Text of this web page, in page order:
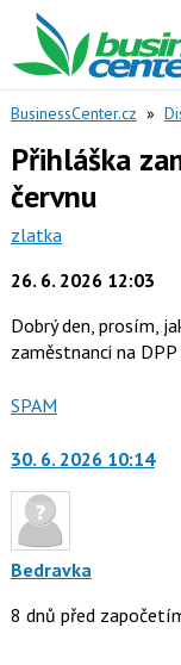
BusinessCenter.cz »
Přihláška
červnu
zlatka
26. 6. 2026 12:03
Dobrý den, prosím,
zaměstnanci na DPP
Nahlásit
jako
SPAM
30. 6. 2026 10:14
Bedravka
8 dnů před